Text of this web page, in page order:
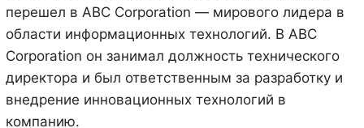
перешел в ABC Corporation — мирового лидера в
области информационных технологий. В ABC
Corporation он занимал должность технического
директора и был ответственным за разработку и
внедрение инновационных технологий в
компанию.